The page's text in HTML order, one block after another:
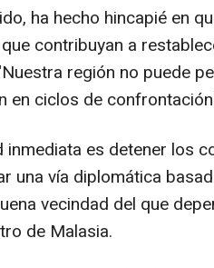
ha hecho hincapié en
contribuyan a
región no puede
en ciclos de
inmediata es detener los
una vía diplomática
vecindad del que
de Malasia.